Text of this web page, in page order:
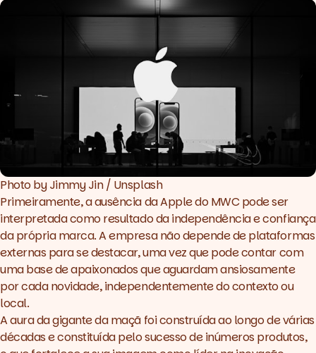
Photo by Jimmy Jin / Unsplash
Primeiramente, a ausência da Apple do MWC pode ser
interpretada como resultado da independência e confiança
da própria marca. A empresa não depende de plataformas
externas para se destacar, uma vez que pode contar com
uma base de apaixonados que aguardam ansiosamente
por cada novidade, independentemente do contexto ou
local.
A aura da gigante da maçã foi construída ao longo de várias
décadas e constituída pelo sucesso de inúmeros produtos,